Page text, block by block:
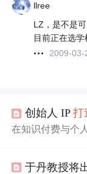
llree
LZ，是不是
目前正在选
2009-03-
创始人 IP打
在知识付费与个
心竞争力归纳为